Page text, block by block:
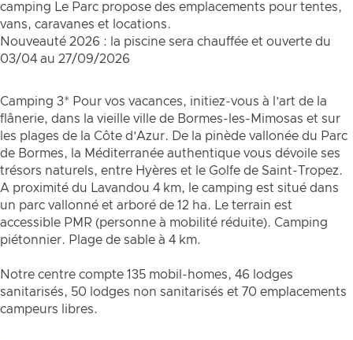
camping Le Parc propose des emplacements pour tentes,
vans, caravanes et locations.
Nouveauté 2026 : la piscine sera chauffée et ouverte du
03/04 au 27/09/2026
Camping 3* Pour vos vacances, initiez-vous à l’art de la
flânerie, dans la vieille ville de Bormes-les-Mimosas et sur
les plages de la Côte d’Azur. De la pinède vallonée du Parc
de Bormes, la Méditerranée authentique vous dévoile ses
trésors naturels, entre Hyères et le Golfe de Saint-Tropez.
A proximité du Lavandou 4 km, le camping est situé dans
un parc vallonné et arboré de 12 ha. Le terrain est
accessible PMR (personne à mobilité réduite). Camping
piétonnier. Plage de sable à 4 km.
Notre centre compte 135 mobil-homes, 46 lodges
sanitarisés, 50 lodges non sanitarisés et 70 emplacements
campeurs libres.